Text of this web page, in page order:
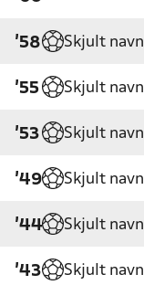
'58 Skjult navn
'55 Skjult navn
'53 Skjult navn
'49 Skjult navn
'44 Skjult navn
'43 Skjult navn